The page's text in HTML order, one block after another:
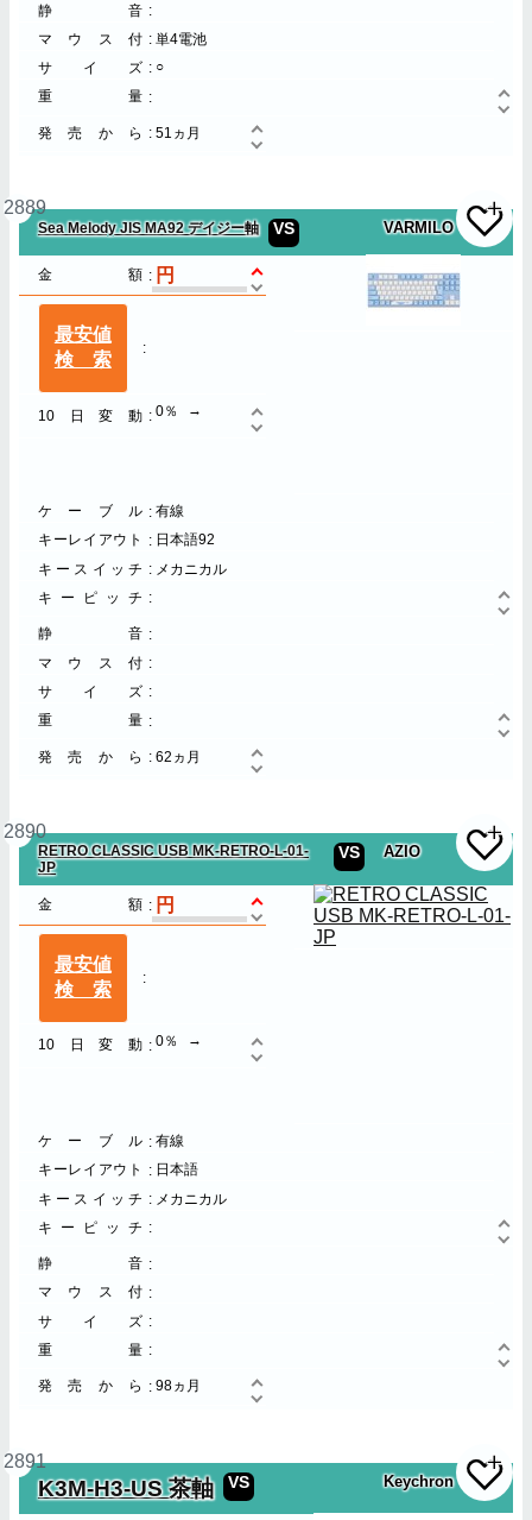
静音
マウス付
単4電池
サイズ
○
重量
発売から 51ヵ月
2889
Sea Melody JIS MA92 デイジー軸 VS VARMILO
金額
最安値
検索
10日変動 0％
ケーブル
有線
キーレイアウト
日本語92
キースイッチ
メカニカル
キーピッチ
静音
マウス付
サイズ
重量
発売から 62ヵ月
2890
RETRO CLASSIC USB MK-RETRO-L-01-
JP
VS AZIO
金額
最安値
検索
10日変動 0％
ケーブル
有線
キーレイアウト
日本語
キースイッチ
メカニカル
キーピッチ
静音
マウス付
サイズ
重量
発売から 98ヵ月
2891
K3M-H3-US 茶軸 VS Keychron